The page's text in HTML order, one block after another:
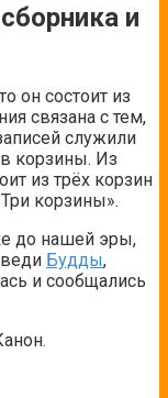
и
он состоит из
связана с тем,
служили
корзины. Из
из трёх корзин
корзины».
до нашей эры,
Будды,
и сообщались